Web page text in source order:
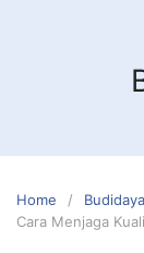
Home
Cara Menjaga